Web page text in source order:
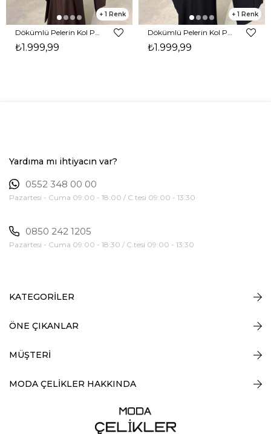
1
₺1.999,99
1
₺1.999,99
Yardıma mı ihtiyacın var?
0552 348 00 00
Pazartesi - Cuma 09:00 - 18:00 / C.tesi 09:00 - 13:30
0850 242 1205
Pazartesi - Cuma 09:00 - 18:30 / C.tesi 09:00 - 13:30
KATEGORİLER
ÖNE ÇIKANLAR
MÜŞTERİ
MODA ÇELİKLER HAKKINDA